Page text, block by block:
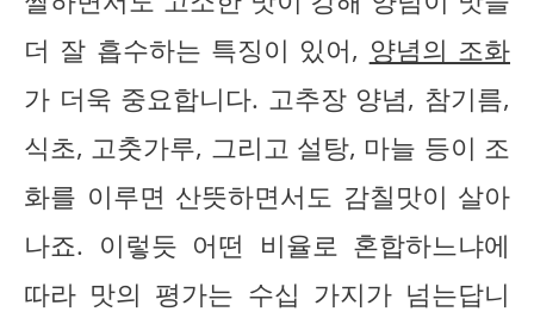
더 잘 흡수하는 특징이 있어, 양념의 조화
가 더욱 중요합니다. 고추장 양념, 참기름,
식초, 고춧가루, 그리고 설탕, 마늘 등이 조
화를 이루면 산뜻하면서도 감칠맛이 살아
나죠. 이렇듯 어떤 비율로 혼합하느냐에
따라 맛의 평가는 수십 가지가 넘는답니